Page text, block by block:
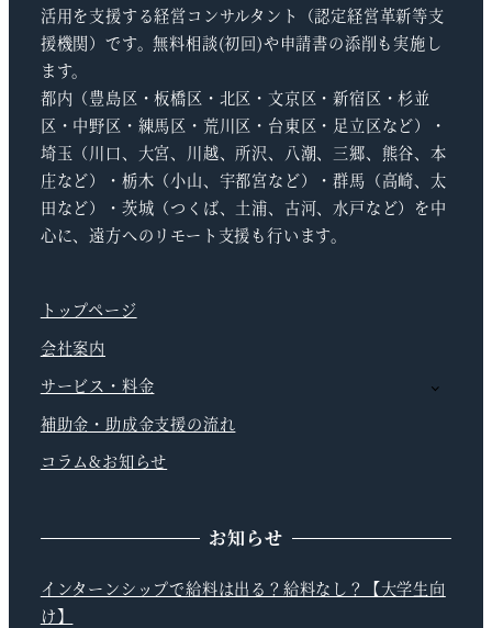
活用を支援する経営コンサルタント（認定経営革新等支
援機関）です。無料相談(初回)や申請書の添削も実施し
ます。
都内（豊島区・板橋区・北区・文京区・新宿区・杉並
区・中野区・練馬区・荒川区・台東区・足立区など）・
埼玉（川口、大宮、川越、所沢、八潮、三郷、熊谷、本
庄など）・栃木（小山、宇都宮など）・群馬（高崎、太
田など）・茨城（つくば、土浦、古河、水戸など）を中
心に、遠方へのリモート支援も行います。
トップページ
会社案内
サービス・料金
補助金・助成金支援の流れ
コラム&お知らせ
お知らせ
インターンシップで給料は出る？給料なし？【大学生向
け】